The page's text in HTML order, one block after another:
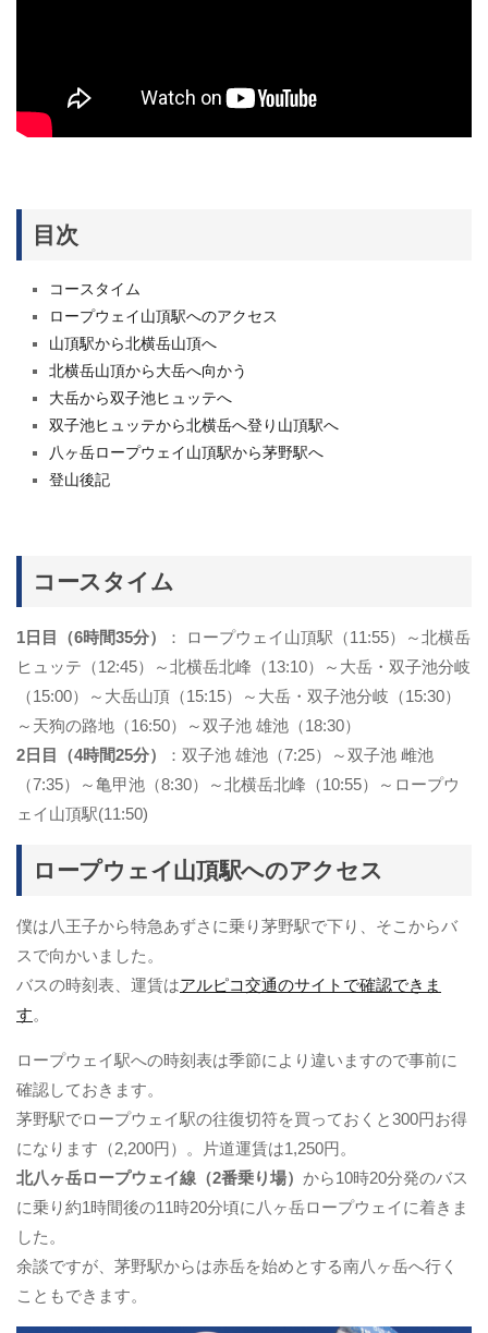
目次
コースタイム
ロープウェイ山頂駅へのアクセス
山頂駅から北横岳山頂へ
北横岳山頂から大岳へ向かう
大岳から双子池ヒュッテへ
双子池ヒュッテから北横岳へ登り山頂駅へ
八ヶ岳ロープウェイ山頂駅から茅野駅へ
登山後記
コースタイム
1日目（6時間35分）
： ロープウェイ山頂駅（11:55）～北横岳
ヒュッテ（12:45）～北横岳北峰（13:10）～大岳・双子池分岐
（15:00）～大岳山頂（15:15）～大岳・双子池分岐（15:30）
～天狗の路地（16:50）～双子池 雄池（18:30）
2日目（4時間25分）
：双子池 雄池（7:25）～双子池 雌池
（7:35）～亀甲池（8:30）～北横岳北峰（10:55）～ロープウ
ェイ山頂駅(11:50)
ロープウェイ山頂駅へのアクセス
僕は八王子から特急あずさに乗り茅野駅で下り、そこからバ
スで向かいました。
バスの時刻表、運賃はアルピコ交通のサイトで確認できま
す。
ロープウェイ駅への時刻表は季節により違いますので事前に
確認しておきます。
茅野駅でロープウェイ駅の往復切符を買っておくと300円お得
になります（2,200円）。片道運賃は1,250円。
北八ヶ岳ロープウェイ線（2番乗り場） から10時20分発のバス
に乗り約1時間後の11時20分頃に八ヶ岳ロープウェイに着きま
した。
余談ですが、茅野駅からは赤岳を始めとする南八ヶ岳へ行く
こともできます。